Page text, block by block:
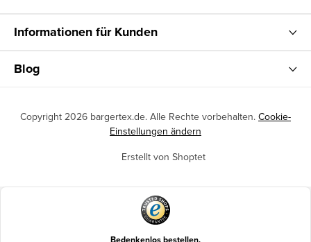
Informationen für Kunden
Blog
Erstellt von Shoptet
Copyright 2026 bargertex.de. Alle Rechte vorbehalten. Cookie-
Einstellungen ändern